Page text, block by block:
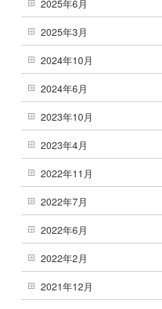
2025年6月
2025年3月
2024年10月
2024年6月
2023年10月
2023年4月
2022年11月
2022年7月
2022年6月
2022年2月
2021年12月